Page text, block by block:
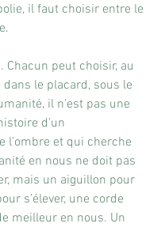
il faut choisir entre le
Chacun peut choisir, au
le placard, sous le
il n’est pas une
d’un
l’ombre et qui cherche
en nous ne doit pas
mais un aiguillon pour
s’élever, une corde
meilleur en nous. Un